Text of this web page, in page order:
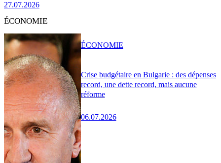
27.07.2026
ÉCONOMIE
Crise budgétaire en Bulgarie : des dépenses
record, une dette record, mais aucune
réforme
06.07.2026
ÉCONOMIE